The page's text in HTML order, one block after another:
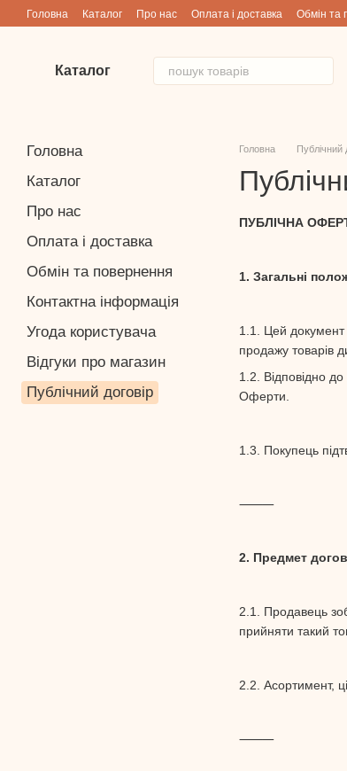
Перейти до основного контенту
Головна Каталог Про нас Оплата і доставка Обмін та
Каталог
Головна Публічний
ПУБЛІЧНА
1. Загальні
1.1. Цей документ
продажу товарів
1.2. Відповідно
Оферти.
1.3. Покупець
⸻
2. Предмет
2.1. Продавець
прийняти такий
2.2. Асортимент,
⸻
Головна
Каталог
Про нас
Оплата і доставка
Обмін та повернення
Контактна інформація
Угода користувача
Відгуки про магазин
Публічний договір